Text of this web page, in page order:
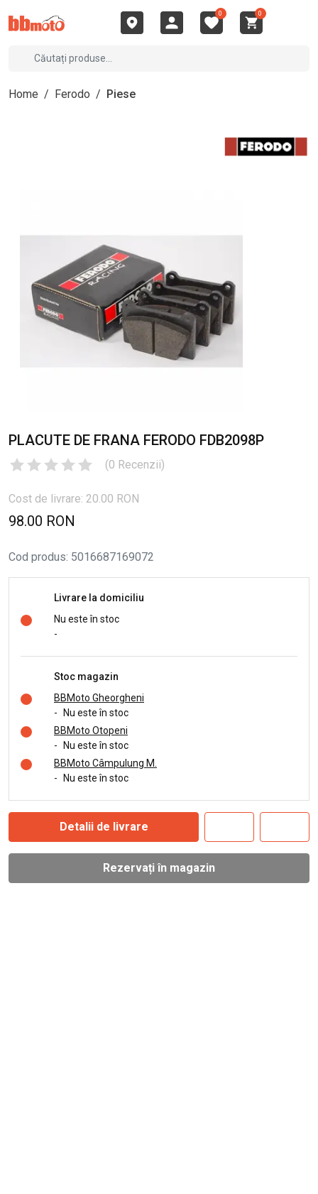
0 0
Home / Ferodo / Piese
PLACUTE DE FRANA FERODO FDB2098P
(0 Recenzii)
Cost de livrare: 20.00 RON
98.00 RON
Cod produs: 5016687169072
Livrare la domiciliu
Nu este în stoc
-
Stoc magazin
BBMoto Gheorgheni
-
Nu este în stoc
BBMoto Otopeni
-
Nu este în stoc
BBMoto Câmpulung M.
-
Nu este în stoc
Detalii de livrare
Rezervați în magazin